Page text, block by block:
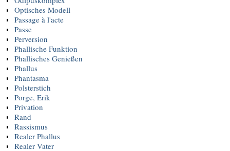
Optisches Modell
Passage à l'acte
Passe
Perversion
Phallische Funktion
Phallisches Genießen
Phallus
Phantasma
Polsterstich
Porge, Erik
Privation
Rand
Rassismus
Realer Phallus
Realer Vater